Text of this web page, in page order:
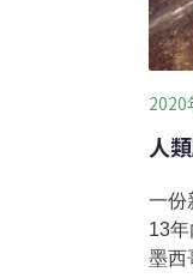
2020
人
一份
13
墨西